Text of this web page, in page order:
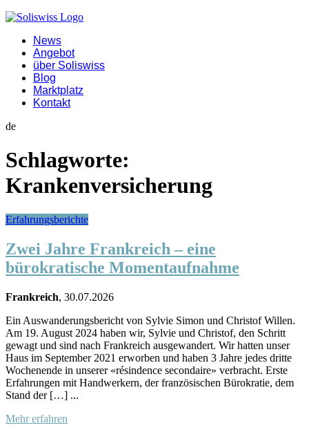
News
Angebot
über Soliswiss
Blog
Marktplatz
Kontakt
de
Schlagworte:
Krankenversicherung
Erfahrungsberichte
Zwei Jahre Frankreich – eine
bürokratische Momentaufnahme
Frankreich, 30.07.2026
Ein Auswanderungsbericht von Sylvie Simon und Christof Willen.
Am 19. August 2024 haben wir, Sylvie und Christof, den Schritt
gewagt und sind nach Frankreich ausgewandert. Wir hatten unser
Haus im September 2021 erworben und haben 3 Jahre jedes dritte
Wochenende in unserer «résindence secondaire» verbracht. Erste
Erfahrungen mit Handwerkern, der französischen Bürokratie, dem
Stand der […] ...
Mehr erfahren